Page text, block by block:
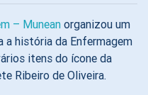
– Munean organizou um
a história da Enfermagem
itens do ícone da
Ribeiro de Oliveira.